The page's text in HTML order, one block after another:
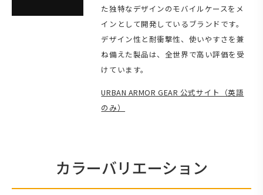
た独特なデザインのモバイルケースをメ
インとして開発しているブランドです。
デザイン性と耐衝撃性、使いやすさを兼
ね備えた製品は、全世界で高い評価を受
けています。
URBAN ARMOR GEAR 公式サイト（英語
のみ）
カラーバリエーション